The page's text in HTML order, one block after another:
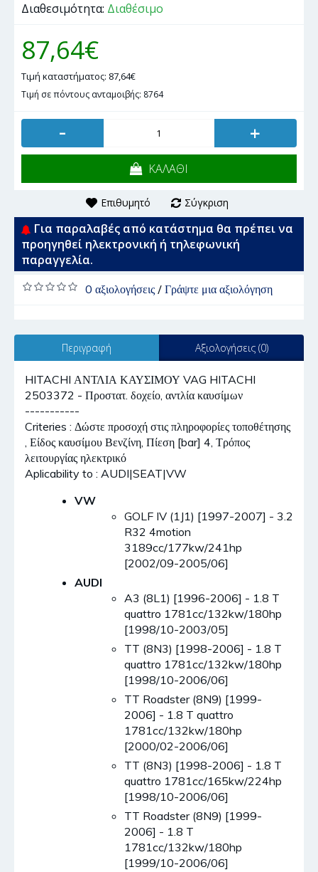
Διαθεσιμότητα: Διαθέσιμο
87,64€
Τιμή καταστήματος: 87,64€
Τιμή σε πόντους ανταμοιβής: 8764
- +
ΚΑΛΑΘΙ
Επιθυμητό Σύγκριση
Για παραλαβές από κατάστημα θα πρέπει να
προηγηθεί ηλεκτρονική ή τηλεφωνική
παραγγελία.
0 αξιολογήσεις/ Γράψτε μια αξιολόγηση
Περιγραφή Αξιολογήσεις (0)
HITACHI ΑΝΤΛΙΑ ΚΑΥΣΙΜΟΥ VAG HITACHI
2503372 - Προστατ. δοχείο, αντλία καυσίμων
-----------
Criteries : Δώστε προσοχή στις πληροφορίες τοποθέτησης
, Είδος καυσίμου Βενζίνη, Πίεση [bar] 4, Τρόπος
λειτουργίας ηλεκτρικό
Aplicability to : AUDI|SEAT|VW
VW
GOLF IV (1J1) [1997-2007] - 3.2
R32 4motion
3189cc/177kw/241hp
[2002/09-2005/06]
AUDI
A3 (8L1) [1996-2006] - 1.8 T
quattro 1781cc/132kw/180hp
[1998/10-2003/05]
TT (8N3) [1998-2006] - 1.8 T
quattro 1781cc/132kw/180hp
[1998/10-2006/06]
TT Roadster (8N9) [1999-
2006] - 1.8 T quattro
1781cc/132kw/180hp
[2000/02-2006/06]
TT (8N3) [1998-2006] - 1.8 T
quattro 1781cc/165kw/224hp
[1998/10-2006/06]
TT Roadster (8N9) [1999-
2006] - 1.8 T
1781cc/132kw/180hp
[1999/10-2006/06]